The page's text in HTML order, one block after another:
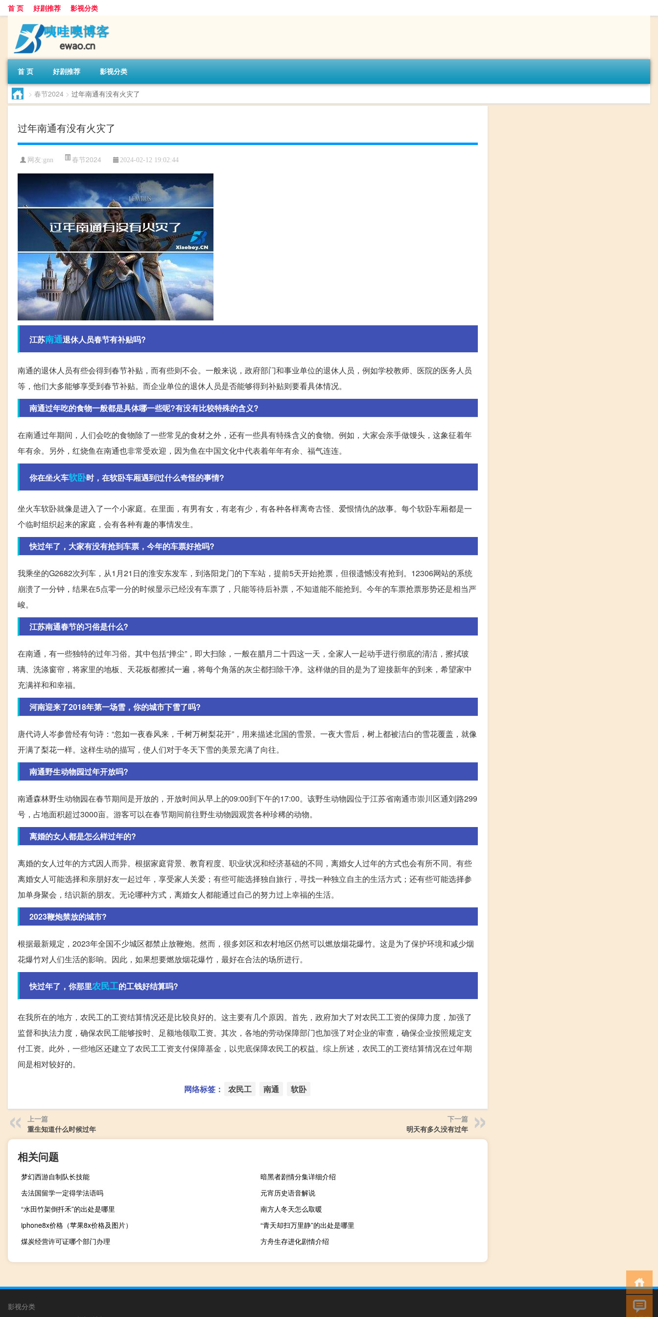
首 页 好剧推荐 影视分类
首 页 好剧推荐 影视分类
> 春节2024 > 过年南通有没有火灾了
过年南通有没有火灾了
网友:gnn 春节2024 2024-02-12 19:02:44
江苏南通退休人员春节有补贴吗?
南通的退休人员有些会得到春节补贴，而有些则不会。一般来说，政府部门和事业单位的退休人员，例如学校教师、医院的医务人员
等，他们大多能够享受到春节补贴。而企业单位的退休人员是否能够得到补贴则要看具体情况。
南通过年吃的食物一般都是具体哪一些呢?有没有比较特殊的含义?
在南通过年期间，人们会吃的食物除了一些常见的食材之外，还有一些具有特殊含义的食物。例如，大家会亲手做馒头，这象征着年
年有余。另外，红烧鱼在南通也非常受欢迎，因为鱼在中国文化中代表着年年有余、福气连连。
你在坐火车软卧时，在软卧车厢遇到过什么奇怪的事情?
坐火车软卧就像是进入了一个小家庭。在里面，有男有女，有老有少，有各种各样离奇古怪、爱恨情仇的故事。每个软卧车厢都是一
个临时组织起来的家庭，会有各种有趣的事情发生。
快过年了，大家有没有抢到车票，今年的车票好抢吗?
我乘坐的G2682次列车，从1月21日的淮安东发车，到洛阳龙门的下车站，提前5天开始抢票，但很遗憾没有抢到。12306网站的系统
崩溃了一分钟，结果在5点零一分的时候显示已经没有车票了，只能等待后补票，不知道能不能抢到。今年的车票抢票形势还是相当严
峻。
江苏南通春节的习俗是什么?
在南通，有一些独特的过年习俗。其中包括“掸尘”，即大扫除，一般在腊月二十四这一天，全家人一起动手进行彻底的清洁，擦拭玻
璃、洗涤窗帘，将家里的地板、天花板都擦拭一遍，将每个角落的灰尘都扫除干净。这样做的目的是为了迎接新年的到来，希望家中
充满祥和和幸福。
河南迎来了2018年第一场雪，你的城市下雪了吗?
唐代诗人岑参曾经有句诗：“忽如一夜春风来，千树万树梨花开”，用来描述北国的雪景。一夜大雪后，树上都被洁白的雪花覆盖，就像
开满了梨花一样。这样生动的描写，使人们对于冬天下雪的美景充满了向往。
南通野生动物园过年开放吗?
南通森林野生动物园在春节期间是开放的，开放时间从早上的09:00到下午的17:00。该野生动物园位于江苏省南通市崇川区通刘路299
号，占地面积超过3000亩。游客可以在春节期间前往野生动物园观赏各种珍稀的动物。
离婚的女人都是怎么样过年的?
离婚的女人过年的方式因人而异。根据家庭背景、教育程度、职业状况和经济基础的不同，离婚女人过年的方式也会有所不同。有些
离婚女人可能选择和亲朋好友一起过年，享受家人关爱；有些可能选择独自旅行，寻找一种独立自主的生活方式；还有些可能选择参
加单身聚会，结识新的朋友。无论哪种方式，离婚女人都能通过自己的努力过上幸福的生活。
2023鞭炮禁放的城市?
根据最新规定，2023年全国不少城区都禁止放鞭炮。然而，很多郊区和农村地区仍然可以燃放烟花爆竹。这是为了保护环境和减少烟
花爆竹对人们生活的影响。因此，如果想要燃放烟花爆竹，最好在合法的场所进行。
快过年了，你那里农民工的工钱好结算吗?
在我所在的地方，农民工的工资结算情况还是比较良好的。这主要有几个原因。首先，政府加大了对农民工工资的保障力度，加强了
监督和执法力度，确保农民工能够按时、足额地领取工资。其次，各地的劳动保障部门也加强了对企业的审查，确保企业按照规定支
付工资。此外，一些地区还建立了农民工工资支付保障基金，以兜底保障农民工的权益。综上所述，农民工的工资结算情况在过年期
间是相对较好的。
网络标签： 农民工 南通 软卧
上一篇
重生知道什么时候过年
下一篇
明天有多久没有过年
相关问题
梦幻西游自制队长技能
暗黑者剧情分集详细介绍
去法国留学一定得学法语吗
元宵历史语音解说
“水田竹架倒扦禾”的出处是哪里
南方人冬天怎么取暖
iphone8x价格（苹果8x价格及图片）
“青天却扫万里静”的出处是哪里
煤炭经营许可证哪个部门办理
方舟生存进化剧情介绍
影视分类